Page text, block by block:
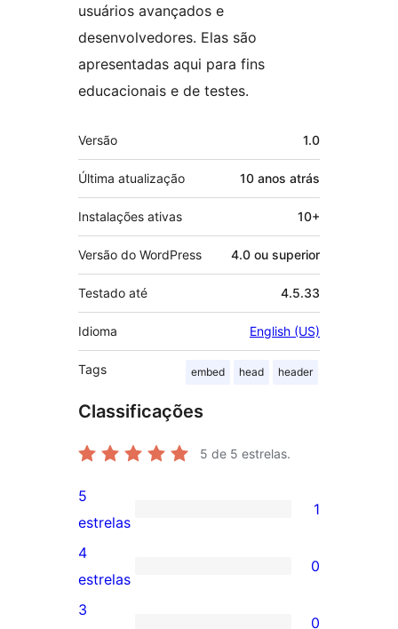
usuários avançados e
desenvolvedores. Elas são
apresentadas aqui para fins
educacionais e de testes.
Meta
Versão 1.0
Última atualização 10 anos atrás
Instalações ativas 10+
Versão do WordPress 4.0 ou superior
Testado até 4.5.33
Idioma English (US)
Tags embed head header
Classificações
5 de 5 estrelas.
1
avaliação
com
5
5
estrelas
1
0
avaliação
4
estrelas
0
3
0